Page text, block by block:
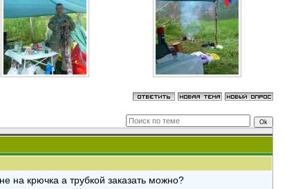
на крючка а трубкой заказать можно?